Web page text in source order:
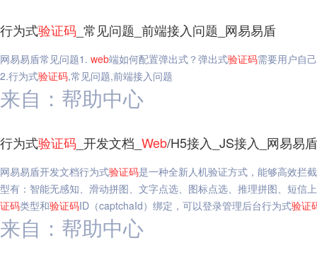
行为式验证码 _常见问题_前端接入问题_网易易盾
网易易盾常见问题1. web端如何配置弹出式？弹出式验证码需要用户自
2.行为式验证码,常见问题,前端接入问题
来自：帮助中心
行为式验证码 _开发文档_ Web/H5接入_JS接入_网易易盾
网易易盾开发文档行为式验证码是一种全新人机验证方式，能够高效拦
型有：智能无感知、滑动拼图、文字点选、图标点选、推理拼图、短信
证码类型和验证码ID（captchaId）绑定，可以登录管理后台行为式验证
来自：帮助中心